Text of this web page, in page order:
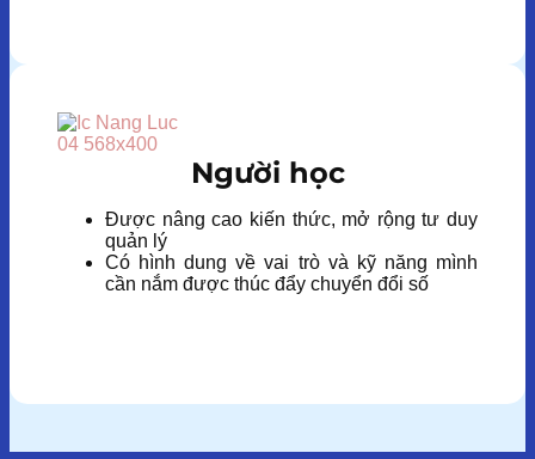
Người học
Được nâng cao kiến thức, mở rộng tư duy
quản lý
Có hình dung về vai trò và kỹ năng mình
cần nắm được thúc đẩy chuyển đổi số